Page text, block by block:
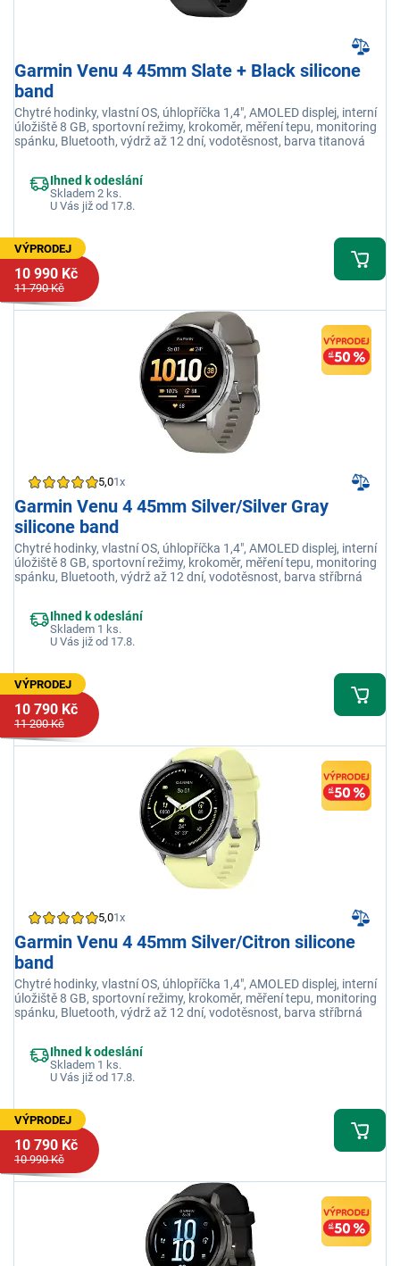
Garmin Venu 4 45mm Slate + Black silicone
band
Chytré hodinky, vlastní OS, úhlopříčka 1,4", AMOLED displej, interní
úložiště 8 GB, sportovní režimy, krokoměr, měření tepu, monitoring
spánku, Bluetooth, výdrž až 12 dní, vodotěsnost, barva titanová
Ihned k odeslání
Skladem 2 ks.
U Vás již od 17.8.
VÝPRODEJ
10 990 Kč
11 790 Kč
5,01x
Garmin Venu 4 45mm Silver/Silver Gray
silicone band
Chytré hodinky, vlastní OS, úhlopříčka 1,4", AMOLED displej, interní
úložiště 8 GB, sportovní režimy, krokoměr, měření tepu, monitoring
spánku, Bluetooth, výdrž až 12 dní, vodotěsnost, barva stříbrná
Ihned k odeslání
Skladem 1 ks.
U Vás již od 17.8.
VÝPRODEJ
10 790 Kč
11 200 Kč
5,01x
Garmin Venu 4 45mm Silver/Citron silicone
band
Chytré hodinky, vlastní OS, úhlopříčka 1,4", AMOLED displej, interní
úložiště 8 GB, sportovní režimy, krokoměr, měření tepu, monitoring
spánku, Bluetooth, výdrž až 12 dní, vodotěsnost, barva stříbrná
Ihned k odeslání
Skladem 1 ks.
U Vás již od 17.8.
VÝPRODEJ
10 790 Kč
10 990 Kč